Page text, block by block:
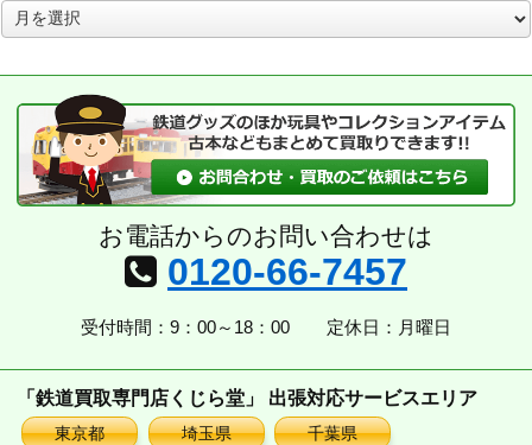
ア
ー
ブ
お電話からのお問い合わせは
0120-66-7457
受付時間：9：00～18：00 定休日：月曜日
「鉄道買取専門店くじら堂」 出張対応サービスエリア
東京都 埼玉県 千葉県